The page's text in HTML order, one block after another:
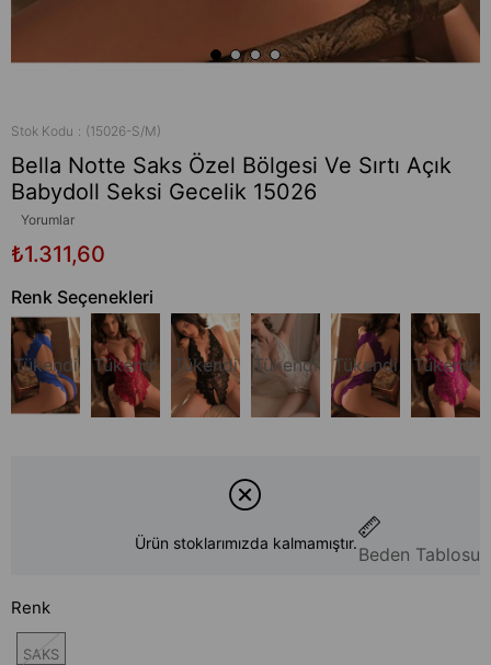
Stok Kodu (15026-S/M)
Bella Notte Saks Özel Bölgesi Ve Sırtı Açık
Babydoll Seksi Gecelik 15026
Yorumlar
₺1.311,60
Renk Seçenekleri
Tükendi Tükendi Tükendi Tükendi Tükendi Tükendi
Beden Tablosu
Ürün stoklarımızda kalmamıştır.
Renk
SAKS